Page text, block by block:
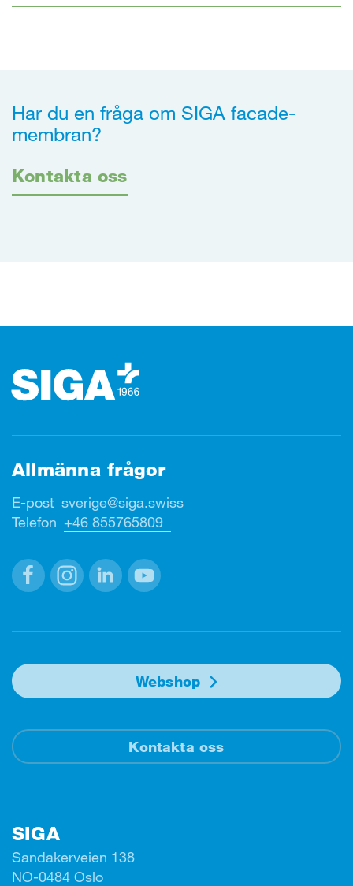
Har du en fråga om SIGA facade-
membran?
Kontakta oss
Allmänna frågor
E-post sverige@siga.swiss
Telefon +46 855765809
Webshop
Kontakta oss
SIGA
Sandakerveien 138
NO-0484 Oslo